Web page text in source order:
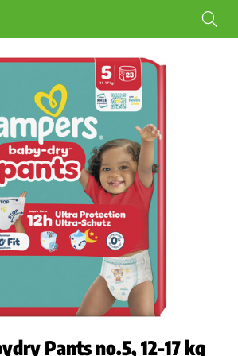
Pants no.5, 12-17 kg